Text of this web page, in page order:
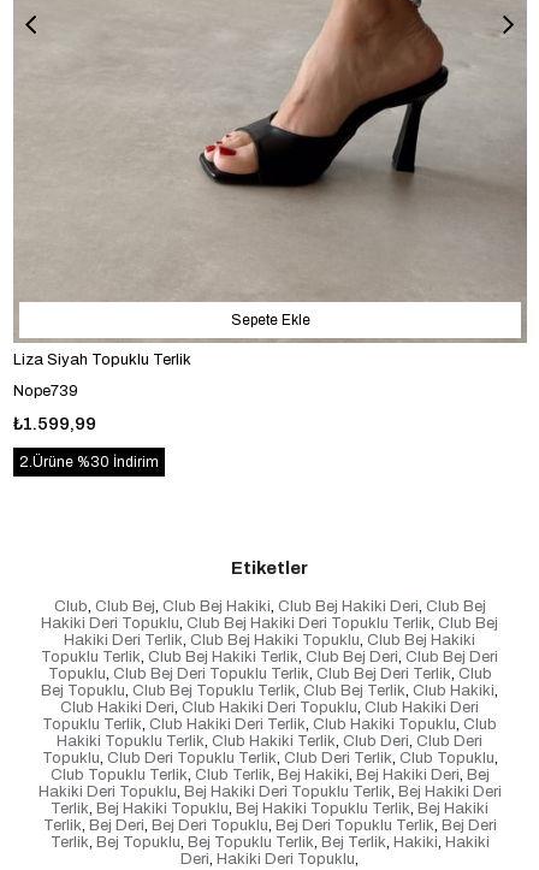
Liza Siyah Topuklu Terlik
Nope739
₺1.599,99
2.Ürüne %30 İndirim
Sepete Ekle
Etiketler
Club, Club Bej, Club Bej Hakiki, Club Bej Hakiki Deri, Club Bej
Hakiki Deri Topuklu, Club Bej Hakiki Deri Topuklu Terlik, Club Bej
Hakiki Deri Terlik, Club Bej Hakiki Topuklu, Club Bej Hakiki
Topuklu Terlik, Club Bej Hakiki Terlik, Club Bej Deri, Club Bej Deri
Topuklu, Club Bej Deri Topuklu Terlik, Club Bej Deri Terlik, Club
Bej Topuklu, Club Bej Topuklu Terlik, Club Bej Terlik, Club Hakiki,
Club Hakiki Deri, Club Hakiki Deri Topuklu, Club Hakiki Deri
Topuklu Terlik, Club Hakiki Deri Terlik, Club Hakiki Topuklu, Club
Hakiki Topuklu Terlik, Club Hakiki Terlik, Club Deri, Club Deri
Topuklu, Club Deri Topuklu Terlik, Club Deri Terlik, Club Topuklu,
Club Topuklu Terlik, Club Terlik, Bej Hakiki, Bej Hakiki Deri, Bej
Hakiki Deri Topuklu, Bej Hakiki Deri Topuklu Terlik, Bej Hakiki Deri
Terlik, Bej Hakiki Topuklu, Bej Hakiki Topuklu Terlik, Bej Hakiki
Terlik, Bej Deri, Bej Deri Topuklu, Bej Deri Topuklu Terlik, Bej Deri
Terlik, Bej Topuklu, Bej Topuklu Terlik, Bej Terlik, Hakiki, Hakiki
Deri, Hakiki Deri Topuklu,